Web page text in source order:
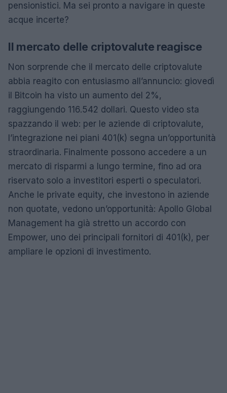
pensionistici. Ma sei pronto a navigare in queste
acque incerte?
Il mercato delle criptovalute reagisce
Non sorprende che il mercato delle criptovalute
abbia reagito con entusiasmo all’annuncio: giovedì
il Bitcoin ha visto un aumento del 2%,
raggiungendo 116.542 dollari. Questo video sta
spazzando il web: per le aziende di criptovalute,
l’integrazione nei piani 401(k) segna un’opportunità
straordinaria. Finalmente possono accedere a un
mercato di risparmi a lungo termine, fino ad ora
riservato solo a investitori esperti o speculatori.
Anche le private equity, che investono in aziende
non quotate, vedono un’opportunità: Apollo Global
Management ha già stretto un accordo con
Empower, uno dei principali fornitori di 401(k), per
ampliare le opzioni di investimento.